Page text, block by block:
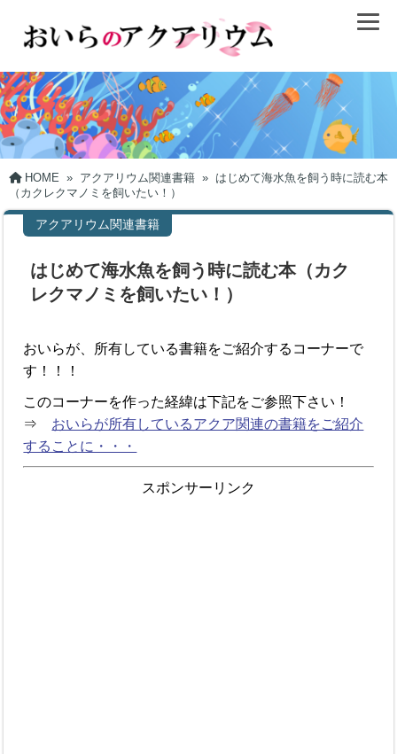
HOME » アクアリウム関連書籍 » はじめて海水魚を飼う時に読む本
（カクレクマノミを飼いたい！）
アクアリウム関連書籍
はじめて海水魚を飼う時に読む本（カク
レクマノミを飼いたい！）
おいらが、所有している書籍をご紹介するコーナーで
す！！！
このコーナーを作った経緯は下記をご参照下さい！
⇒ おいらが所有しているアクア関連の書籍をご紹介
することに・・・
スポンサーリンク